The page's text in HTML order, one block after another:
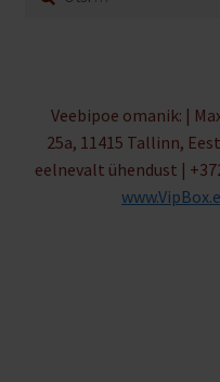
Veebipoe omanik: |
25a, 11415 Tallinn,
eelnevalt ühendust |